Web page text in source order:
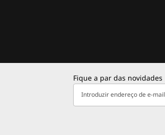
Fique a par das novidades
Introduzir endereço de e-mail